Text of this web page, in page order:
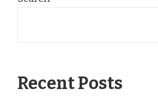
Recent Posts